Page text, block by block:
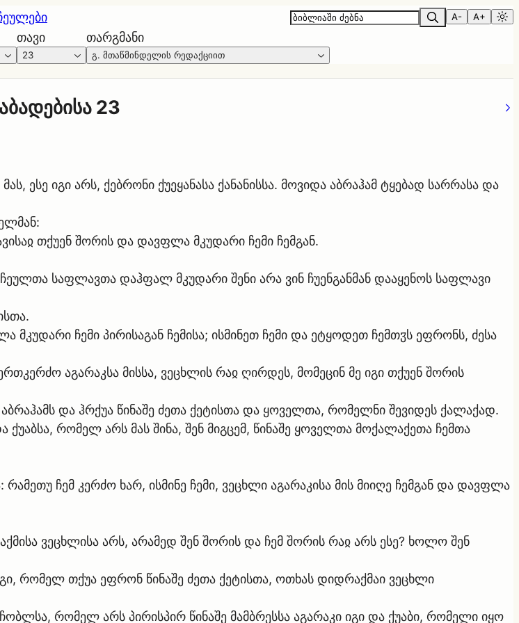
A- A+
თავი
23
თარგმანი
გ. მთაწმინდელის რედაქციით
23
იგი არს, ქებრონი ქუეყანასა ქანანისსა. მოვიდა აბრაჰამ ტყებად სარრასა და
თქუენ შორის და დავფლა მკუდარი ჩემი ჩემგან.
საფლავთა დაჰფალ მკუდარი შენი არა ვინ ჩუენგანმან დააყენოს საფლავი
ჩემი პირისაგან ჩემისა; ისმინეთ ჩემი და ეტყოდეთ ჩემთჳს ეფრონს, ძესა
აგარაკსა მისსა, ვეცხლის რაჲ ღირდეს, მომეცინ მე იგი თქუენ შორის
და ჰრქუა წინაშე ძეთა ქეტისთა და ყოველთა, რომელნი შევიდეს ქალაქად.
რომელ არს მას შინა, შენ მიგცემ, წინაშე ყოველთა მოქალაქეთა ჩემთა
ჩემ კერძო ხარ, ისმინე ჩემი, ვეცხლი აგარაკისა მის მიიღე ჩემგან და დავფლა
ვეცხლისა არს, არამედ შენ შორის და ჩემ შორის რაჲ არს ესე? ხოლო შენ
რომელ თქუა ეფრონ წინაშე ძეთა ქეტისთა, ოთხას დიდრაქმაი ვეცხლი
რომელ არს პირისპირ წინაშე მამბრესსა აგარაკი იგი და ქუაბი, რომელი იყო